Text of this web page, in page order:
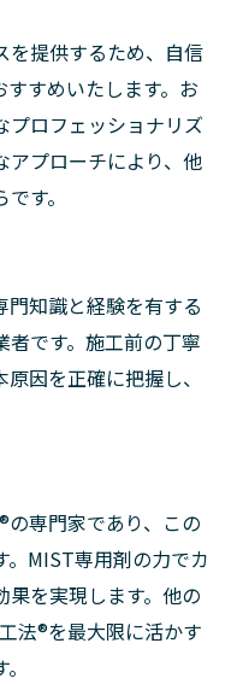
を提供するため、自信
すめいたします。お
プロフェッショナリズ
アプローチにより、他
す。
門知識と経験を有する
者です。施工前の丁寧
因を正確に把握し、
専門家であり、この
MIST専用剤の力でカ
果を実現します。他の
法®を最大限に活かす